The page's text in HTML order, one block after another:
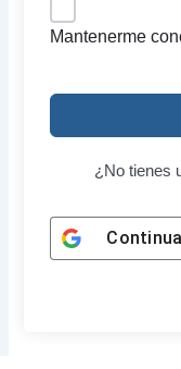
Mantenerme
¿No tienes